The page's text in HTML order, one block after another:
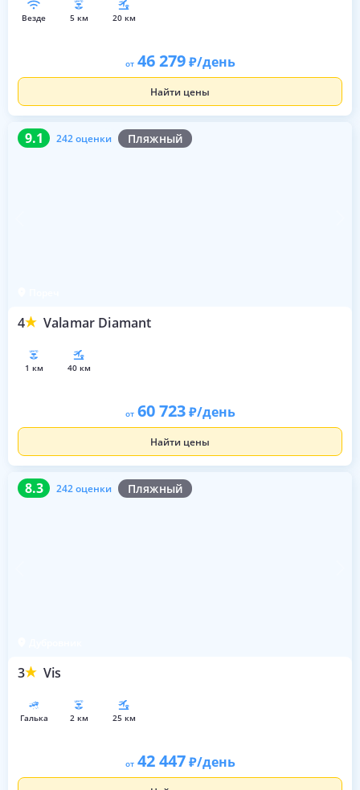
везде 5 км 20 км
от 46 279 /день
Найти цены
9.1 242 оценки Пляжный
4 Valamar Diamant
9.1 242 оценки
1 км 40 км
от 60 723 /день
Найти цены
8.3 242 оценки Пляжный
3 Vis
8.3 242 оценки
галька 2 км 25 км
от 42 447 /день